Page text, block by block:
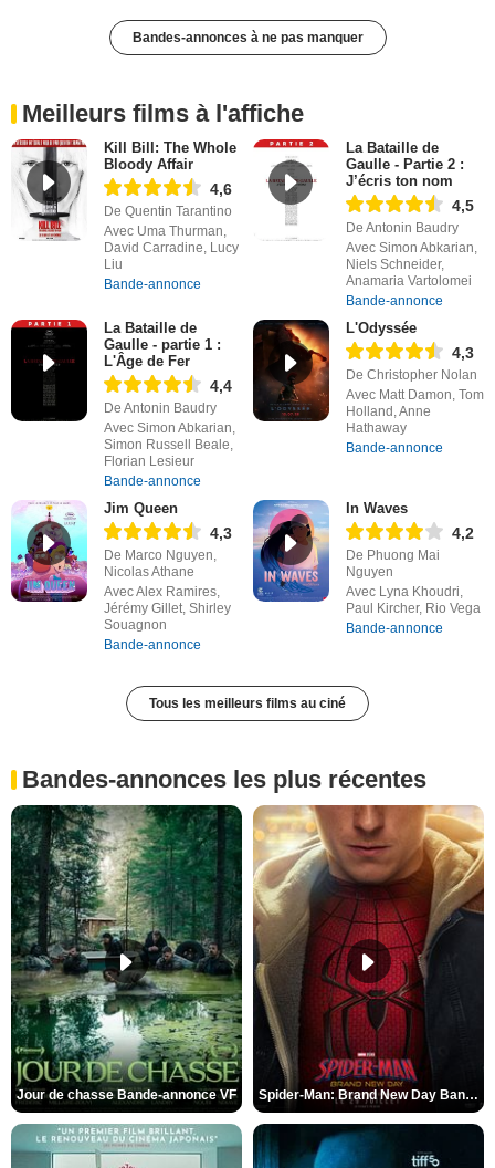
Bandes-annonces à ne pas manquer
Meilleurs films à l'affiche
Kill Bill: The Whole
Bloody Affair
4,6
De Quentin Tarantino
Avec Uma Thurman,
David Carradine, Lucy
Liu
Bande-annonce
La Bataille de
Gaulle - Partie 2 :
J’écris ton nom
4,5
De Antonin Baudry
Avec Simon Abkarian,
Niels Schneider,
Anamaria Vartolomei
Bande-annonce
La Bataille de
Gaulle - partie 1 :
L'Âge de Fer
4,4
De Antonin Baudry
Avec Simon Abkarian,
Simon Russell Beale,
Florian Lesieur
Bande-annonce
L'Odyssée
4,3
De Christopher Nolan
Avec Matt Damon, Tom
Holland, Anne
Hathaway
Bande-annonce
Jim Queen
4,3
De Marco Nguyen,
Nicolas Athane
Avec Alex Ramires,
Jérémy Gillet, Shirley
Souagnon
Bande-annonce
In Waves
4,2
De Phuong Mai
Nguyen
Avec Lyna Khoudri,
Paul Kircher, Rio Vega
Bande-annonce
Tous les meilleurs films au ciné
Bandes-annonces les plus récentes
Jour de chasse Bande-annonce VF Spider-Man: Brand New Day Bande-annonce (3) VO STFR